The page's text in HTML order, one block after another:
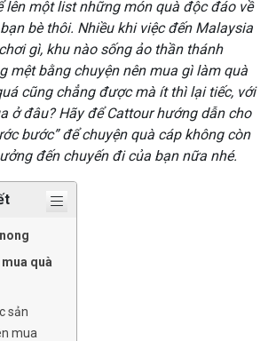
lên một list những món quà độc đáo về
bè thôi. Nhiều khi việc đến Malaysia
gì, khu nào sống ảo thần thánh
mệt bằng chuyện nên mua gì làm quà
cũng chẳng được mà ít thì lại tiếc, với
ở đâu? Hãy để Cattour hướng dẫn cho
bước” để chuyện quà cáp không còn
đến chuyến đi của bạn nữa nhé.
mua quà
sản
mua